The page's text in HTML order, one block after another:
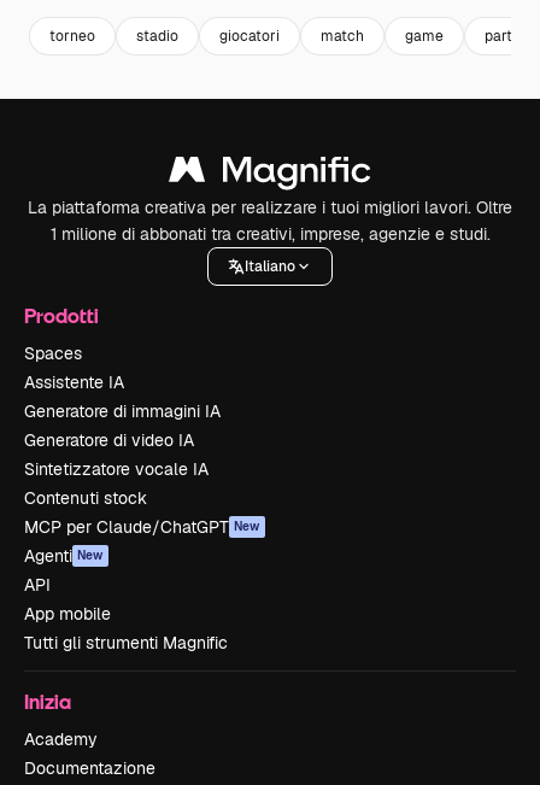
torneo stadio giocatori match game partita
La piattaforma creativa per realizzare i tuoi migliori lavori. Oltre
1 milione di abbonati tra creativi, imprese, agenzie e studi.
Italiano
Prodotti
Spaces
Assistente IA
Generatore di immagini IA
Generatore di video IA
Sintetizzatore vocale IA
Contenuti stock
MCP per Claude/ChatGPT New
Agenti New
API
App mobile
Tutti gli strumenti Magnific
Inizia
Academy
Documentazione